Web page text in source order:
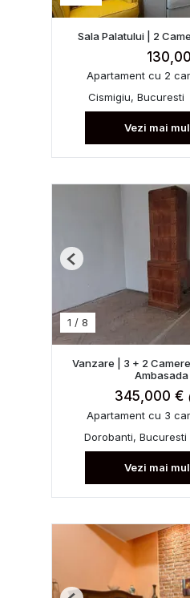
Sala Palatului | 2
Apartament cu 2
Cismigiu, Bucuresti
Vezi mai
1 / 8
Previous
Vanzare | 3 + 2
345,000 €
Apartament cu 3
Dorobanti, Bucuresti
Vezi mai